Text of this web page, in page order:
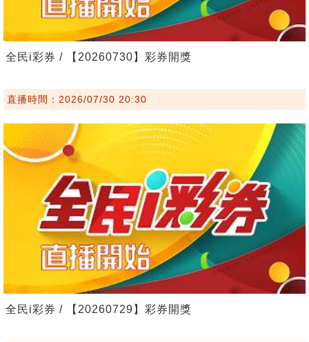
全民i彩券 / 【20260730】彩券開獎
直播時間：2026/07/30 20:30
全民i彩券 / 【20260729】彩券開獎